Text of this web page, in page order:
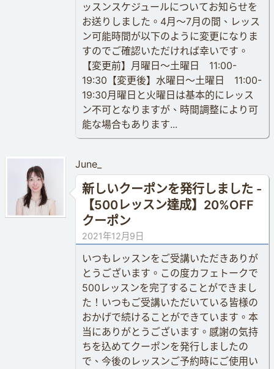
ッスンスケジュールについてお知らせを
お送りしました。4月〜7月の間、レッス
ン可能時間が以下のように変更になりま
すのでご確認いただければ幸いです。
【変更前】月曜日〜土曜日 11:00-
19:30【変更後】水曜日〜土曜日 11:00-
19:30月曜日と火曜日は基本的にレッス
ン不可となりますが、時間調整により可
能な場合もあります...
June_
新しいクーポンを発行しました -
【500レッスン達成】20%OFF
クーポン
2021年12月9日
いつもレッスンをご受講いただきありが
とうございます。この度カフェトークで
500レッスンを完了することができまし
た！いつもご受講いただいている皆様の
おかげで続けることができています。本
当にありがとうございます。感謝の気持
ちを込めてクーポンを発行しましたの
で、今後のレッスンご予約時にご使用い